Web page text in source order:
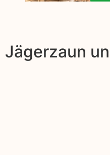
Jägerzaun